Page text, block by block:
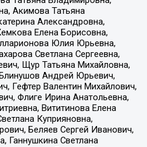
Акимова Татьяна
Александровна,
Елена Борисовна,
Юлия Юрьевна,
Светлана Сергеевна,
Щур Татьяна Михайловна,
Андрей Юрьевич,
Гефтер Валентин Михайлович,
Флиге Ирина Анатольевна,
Вититинова Елена
Куприяновна,
Беляев Сергей Иванович,
Ганнушкина Светлана